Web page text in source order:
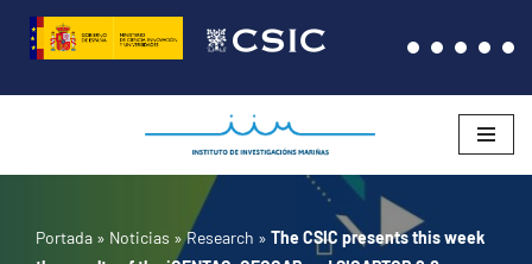
Saltar
al
Portada » Noticias »Research » The CSIC presents this week